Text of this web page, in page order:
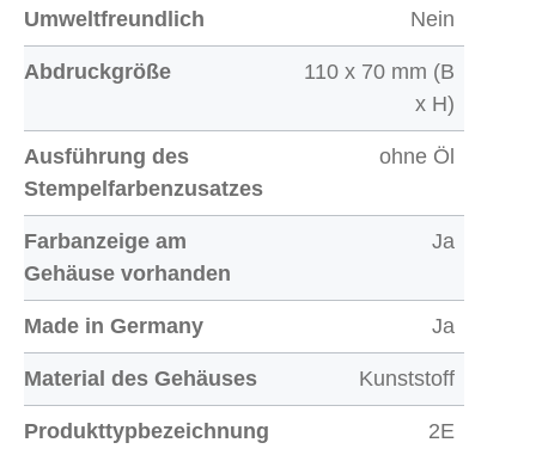
Umweltfreundlich Nein
Abdruckgröße
110 x 70 mm (B
x H)
Ausführung des
Stempelfarbenzusatzes
ohne Öl
Farbanzeige am
Gehäuse vorhanden
Ja
Made in Germany Ja
Material des Gehäuses Kunststoff
Produkttypbezeichnung 2E